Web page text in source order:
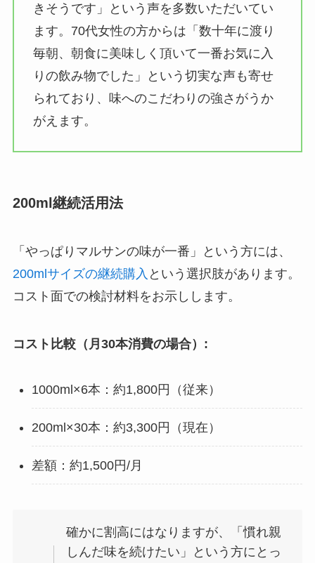
きそうです」という声を多数いただいてい
ます。70代女性の方からは「数十年に渡り
毎朝、朝食に美味しく頂いて一番お気に入
りの飲み物でした」という切実な声も寄せ
られており、味へのこだわりの強さがうか
がえます。
200ml継続活用法
「やっぱりマルサンの味が一番」という方には、
200mlサイズの継続購入 という選択肢があります。
コスト面での検討材料をお示しします。
コスト比較（月30本消費の場合）:
1000ml×6本：約1,800円（従来）
200ml×30本：約3,300円（現在）
差額：約1,500円/月
確かに割高にはなりますが、「慣れ親
しんだ味を続けたい」という方にとっ